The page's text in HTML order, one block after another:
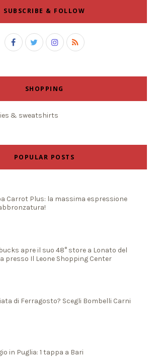
SUBSCRIBE & FOLLOW
SHOPPING
POPULAR POSTS
Carrot Plus: la massima espressione
apre il suo 48° store a Lonato del
presso Il Leone Shopping Center
di Ferragosto? Scegli Bombelli Carni
in Puglia: 1 tappa a Bari